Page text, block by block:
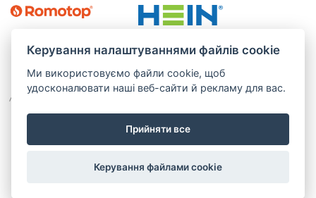
Керування налаштуваннями файлів cookie
Ми використовуємо файли cookie, щоб
удосконалювати наші веб-сайти й рекламу для вас.
Прийняти все
Керування файлами cookie